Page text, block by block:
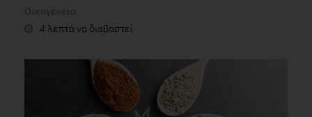
Οικογένεια
4 λεπτά να διαβαστεί